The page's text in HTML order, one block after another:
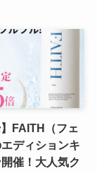
】FAITH（フェ
ディションキ
催！大人気ク